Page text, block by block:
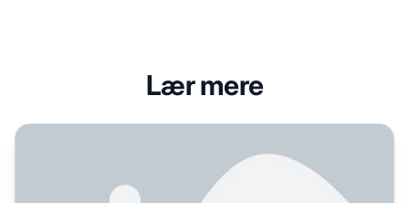
Lær mere
Hvordan påvirker AI-søgning opdagelsen af brands?